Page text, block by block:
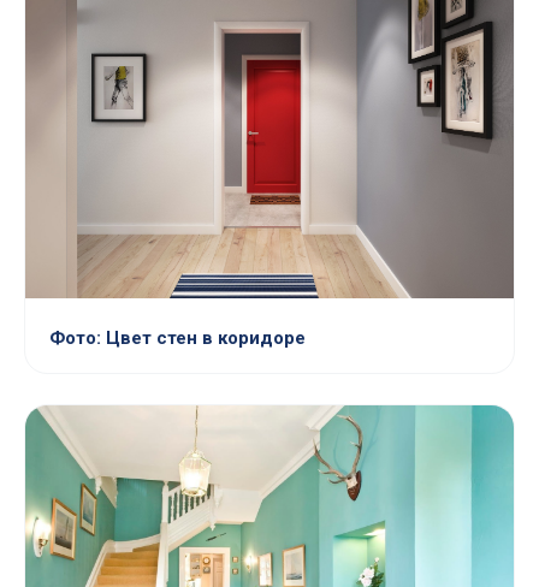
Фото: Цвет стен в коридоре